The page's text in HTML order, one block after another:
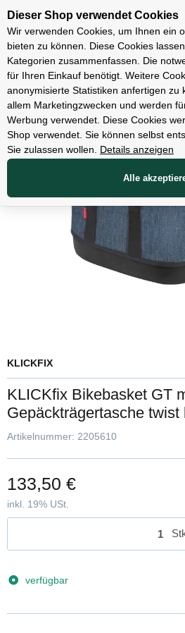
Unsere
Zubehör
KLICKFIX
KLICKfix Bikebasket GT
Gepäckträgertasche twist
Artikelnummer: 2205610
133,50 €
inkl. 19% USt.
verfügbar
Dieser Shop verwendet Cookies
Wir verwenden Cookies, um Ihnen ein
bieten zu können. Diese Cookies
Kategorien zusammenfassen. Die
für Ihren Einkauf benötigt. Weitere
anonymisierte Statistiken anfertigen zu
allem Marketingzwecken und werden
Werbung verwendet. Diese Cookies
Shop verwendet. Sie können selbst
Sie zulassen wollen.
Details anzeigen
Alle